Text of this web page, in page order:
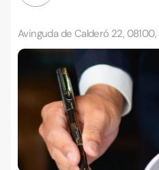
Avinguda de Calderó 22,